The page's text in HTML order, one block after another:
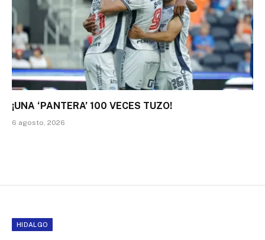
¡UNA ‘PANTERA’ 100 VECES TUZO!
6 agosto, 2026
HIDALGO